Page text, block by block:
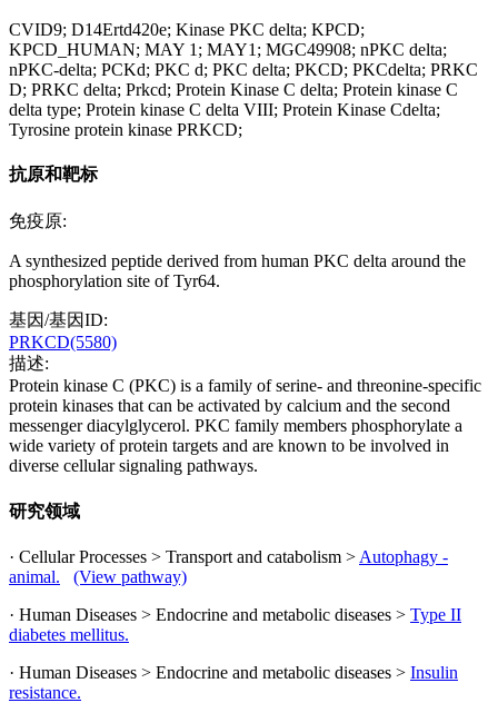
CVID9; D14Ertd420e; Kinase PKC delta; KPCD;
KPCD_HUMAN; MAY 1; MAY1; MGC49908; nPKC delta;
nPKC-delta; PCKd; PKC d; PKC delta; PKCD; PKCdelta; PRKC
D; PRKC delta; Prkcd; Protein Kinase C delta; Protein kinase C
delta type; Protein kinase C delta VIII; Protein Kinase Cdelta;
Tyrosine protein kinase PRKCD;
抗原和靶标
免疫原:
A synthesized peptide derived from human PKC delta around the
phosphorylation site of Tyr64.
基因/基因ID:
PRKCD(5580)
描述:
Protein kinase C (PKC) is a family of serine- and threonine-specific
protein kinases that can be activated by calcium and the second
messenger diacylglycerol. PKC family members phosphorylate a
wide variety of protein targets and are known to be involved in
diverse cellular signaling pathways.
研究领域
· Cellular Processes > Transport and catabolism > Autophagy -
animal.
(View pathway)
· Human Diseases > Endocrine and metabolic diseases > Type II
diabetes mellitus.
· Human Diseases > Endocrine and metabolic diseases > Insulin
resistance.